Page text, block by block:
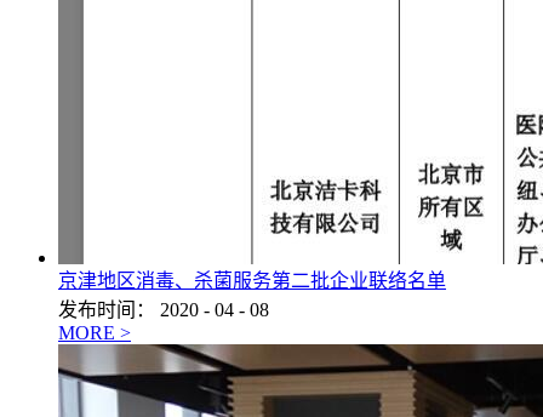
京津地区消毒、杀菌服务第二批企业联络名单
发布时间：
2020 - 04 - 08
MORE >